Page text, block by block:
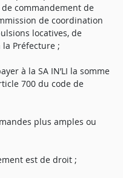
commandement de
de coordination
locatives, de
la Préfecture ;
à la SA IN’LI la somme
700 du code de
plus amples ou
est de droit ;